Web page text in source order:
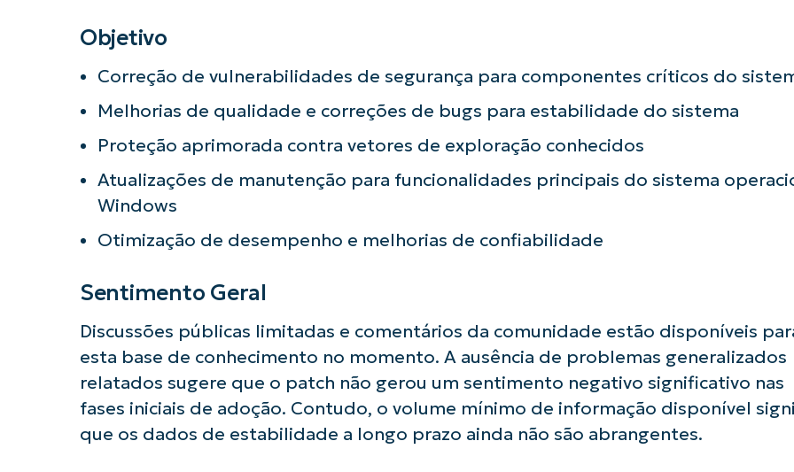
Objetivo
Correção de vulnerabilidades de segurança para componentes críticos do
Melhorias de qualidade e correções de bugs para estabilidade do sistema
Proteção aprimorada contra vetores de exploração conhecidos
Atualizações de manutenção para funcionalidades principais do sistema
Windows
Otimização de desempenho e melhorias de confiabilidade
Sentimento Geral
Discussões públicas limitadas e comentários da comunidade estão disponíveis
esta base de conhecimento no momento. A ausência de problemas generalizados
relatados sugere que o patch não gerou um sentimento negativo significativo nas
fases iniciais de adoção. Contudo, o volume mínimo de informação disponível
que os dados de estabilidade a longo prazo ainda não são abrangentes.
Comece a usar as análises de KB orientadas por IA do
First
and
last
name*
email*
number*
Company